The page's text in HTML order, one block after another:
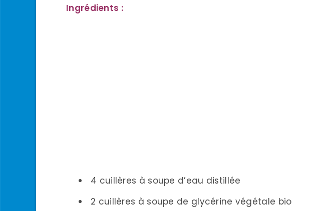
Ingrédients :
4 cuillères à soupe d’eau distillée
2 cuillères à soupe de glycérine végétale bio